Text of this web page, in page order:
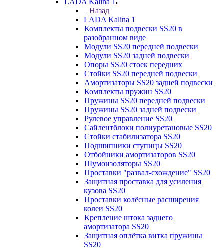
LADA Kalina 1
Назад
LADA Kalina 1
Комплекты подвески SS20 в
разобранном виде
Модули SS20 передней подвески
Модули SS20 задней подвески
Опоры SS20 стоек передних
Стойки SS20 передней подвески
Амортизаторы SS20 задней подвески
Комплекты пружин SS20
Пружины SS20 передней подвески
Пружины SS20 задней подвески
Рулевое управление SS20
Сайлентблоки полиуретановые SS20
Стойки стабилизатора SS20
Подшипники ступицы SS20
Отбойники амортизаторов SS20
Шумоизоляторы SS20
Проставки "развал-схождение" SS20
Защитная проставка для усиления
кузова SS20
Проставки колёсные расширения
колеи SS20
Крепление штока заднего
амортизатора SS20
Защитная оплётка витка пружины
SS20